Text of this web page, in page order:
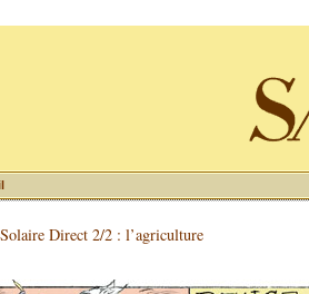
Direct 2/2 : l’agriculture